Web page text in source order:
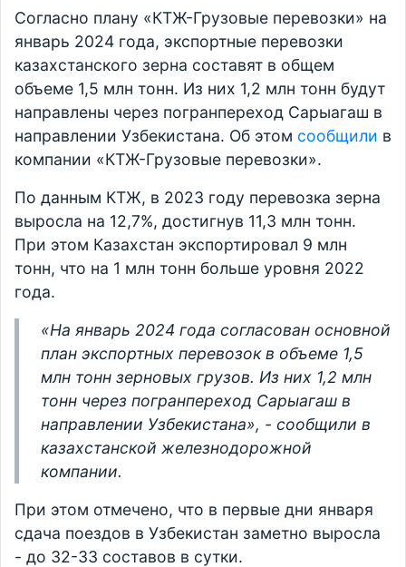
Согласно плану «КТЖ-Грузовые перевозки» на
январь 2024 года, экспортные перевозки
казахстанского зерна составят в общем
объеме 1,5 млн тонн. Из них 1,2 млн тонн будут
направлены через погранпереход Сарыагаш в
направлении Узбекистана. Об этом сообщили в
компании «КТЖ-Грузовые перевозки».
По данным КТЖ, в 2023 году перевозка зерна
выросла на 12,7%, достигнув 11,3 млн тонн.
При этом Казахстан экспортировал 9 млн
тонн, что на 1 млн тонн больше уровня 2022
года.
«На январь 2024 года согласован основной
план экспортных перевозок в объеме 1,5
млн тонн зерновых грузов. Из них 1,2 млн
тонн через погранпереход Сарыагаш в
направлении Узбекистана», - сообщили в
казахстанской железнодорожной
компании.
При этом отмечено, что в первые дни января
сдача поездов в Узбекистан заметно выросла
- до 32-33 составов в сутки.